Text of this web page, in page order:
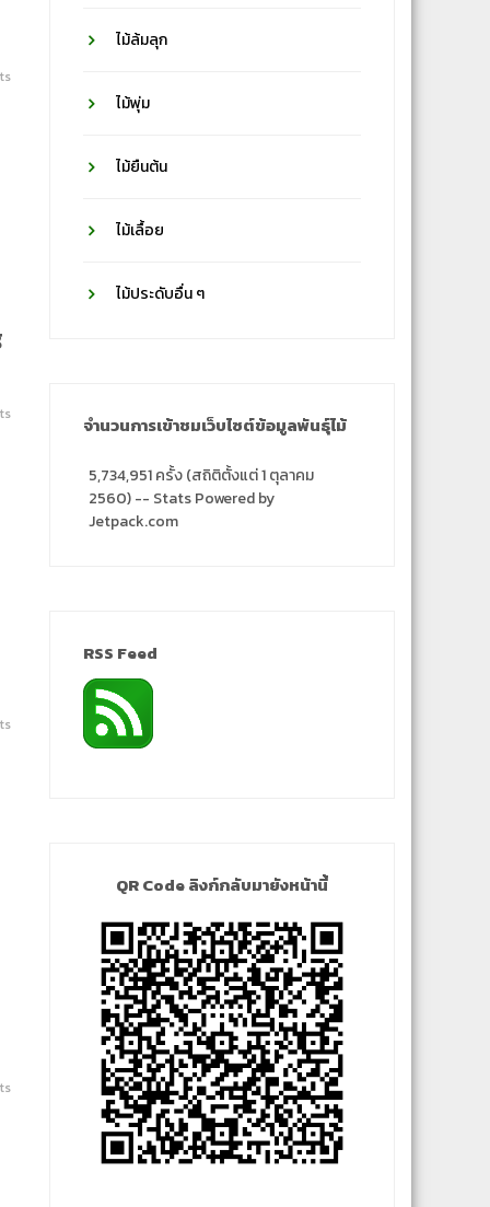
ไม้ล้มลุก
ไม้พุ่ม
ไม้ยืนต้น
ไม้เลื้อย
ไม้ประดับอื่น ๆ
จำนวนการเข้าชมเว็บไซต์ข้อมูลพันธุ์ไม้
5,734,951 ครั้ง (สถิติตั้งแต่ 1 ตุลาคม
2560) -- Stats Powered by
Jetpack.com
RSS Feed
QR Code ลิงก์กลับมายังหน้านี้